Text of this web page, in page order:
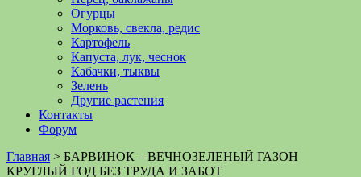
Огурцы
Морковь, свекла, редис
Картофель
Капуста, лук, чеснок
Кабачки, тыквы
Зелень
Другие растения
Контакты
Форум
Главная > БАРВИНОК – ВЕЧНОЗЕЛЕНЫЙ ГАЗОН
КРУГЛЫЙ ГОД БЕЗ ТРУДА И ЗАБОТ